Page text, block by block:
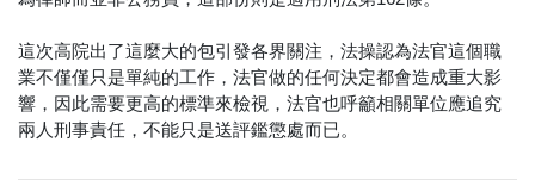
這次高院出了這麼大的包引發各界關注，法操認為法官這個職
業不僅僅只是單純的工作，法官做的任何決定都會造成重大影
響，因此需要更高的標準來檢視，法官也呼籲相關單位應追究
兩人刑事責任，不能只是送評鑑懲處而已。